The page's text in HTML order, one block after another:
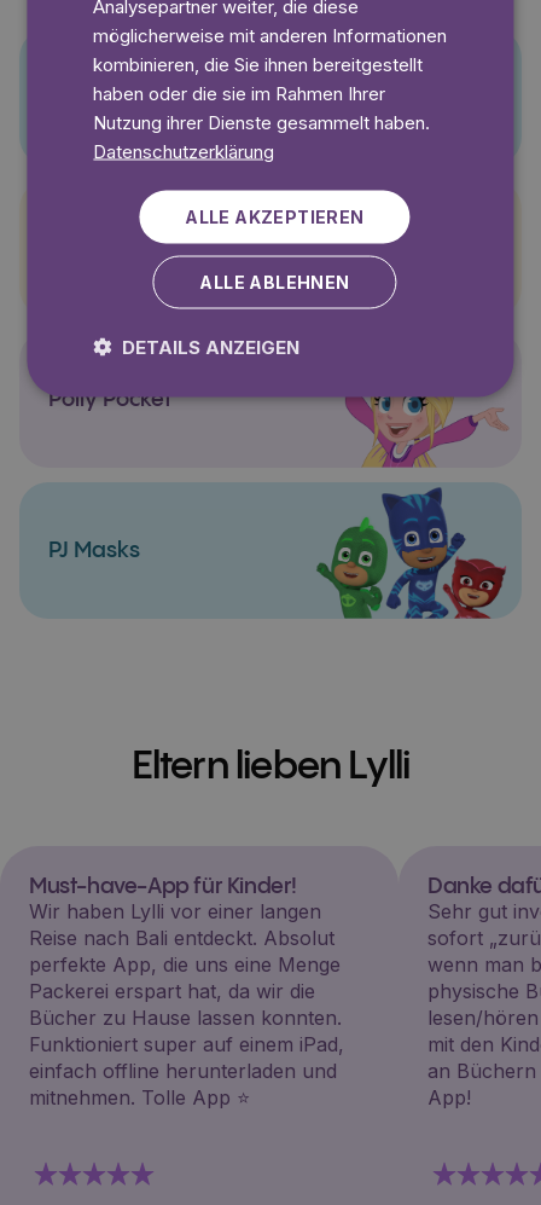
Pettersson und Findus
Polly Pocket
PJ Masks
Eltern lieben Lylli
Must-have-App für Kinder!
Wir haben Lylli vor einer langen
Reise nach Bali entdeckt. Absolut
perfekte App, die uns eine Menge
Packerei erspart hat, da wir die
Bücher zu Hause lassen konnten.
Funktioniert super auf einem iPad,
einfach offline herunterladen und
mitnehmen. Tolle App ⭐️
Danke
Sehr gut
sofort
wenn man
physische
lesen/
mit den
an Büchern
App!
Analysepartner weiter, die diese
möglicherweise mit anderen Informationen
kombinieren, die Sie ihnen bereitgestellt
haben oder die sie im Rahmen Ihrer
Nutzung ihrer Dienste gesammelt haben.
Datenschutzerklärung
ALLE AKZEPTIEREN
ALLE ABLEHNEN
DETAILS ANZEIGEN